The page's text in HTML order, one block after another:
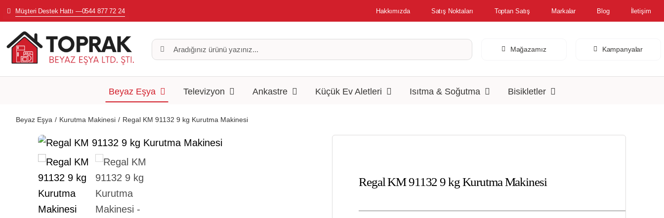
Skip
to
content
Müşteri Destek Hattı —0544 877 72 24 Hakkımızda Satış Noktaları Toptan Satış Markalar Blog İletişim
Search
for:
Mağazamız Kampanyalar
Beyaz Eşya Televizyon Ankastre Küçük Ev Aletleri Isıtma & Soğutma Bisikletler
Beyaz Eşya Kurutma Makinesi Regal KM 91132 9 kg Kurutma Makinesi
Regal KM 91132 9 kg Kurutma Makinesi